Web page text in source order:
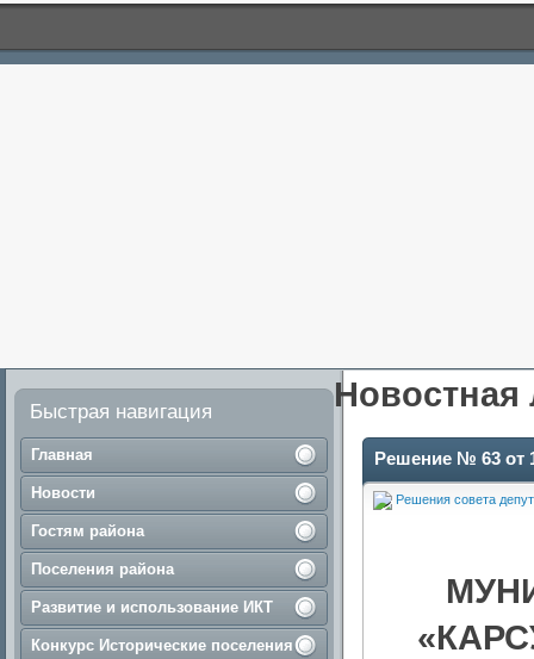
Быстрая навигация
Главная
Новости
Гостям района
Поселения района
Развитие и использование ИКТ
Конкурс Исторические поселения
Новостная
Решение № 63 от
Решения совета